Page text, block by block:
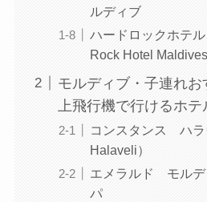
ルディブ
ハードロックホテ
Rock Hotel Maldives
モルディブ・子連れ
上飛行機で行けるホテ
コンスタンス ハラ
Halaveli）
エメラルド モル
パ